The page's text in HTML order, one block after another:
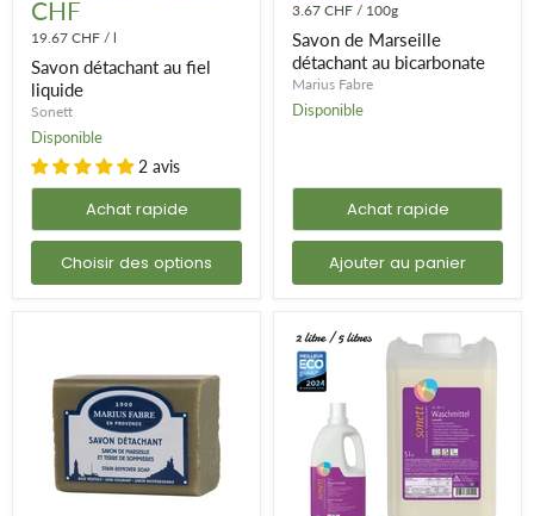
fiel
liquide
CHF
19.67 CHF / l
Savon détachant au fiel
liquide
Sonett
Disponible
2 avis
Achat rapide
Choisir des options
détachant
au
bicarbonate
3.67 CHF / 100g
Savon de Marseille
détachant au bicarbonate
Marius Fabre
Disponible
Achat rapide
Ajouter au panier